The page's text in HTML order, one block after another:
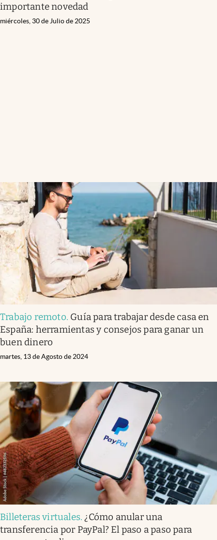
importante novedad
miércoles, 30 de Julio de 2025
Trabajo remoto. Guía para trabajar desde casa en
España: herramientas y consejos para ganar un
buen dinero
martes, 13 de Agosto de 2024
Billeteras virtuales. ¿Cómo anular una
transferencia por PayPal? El paso a paso para